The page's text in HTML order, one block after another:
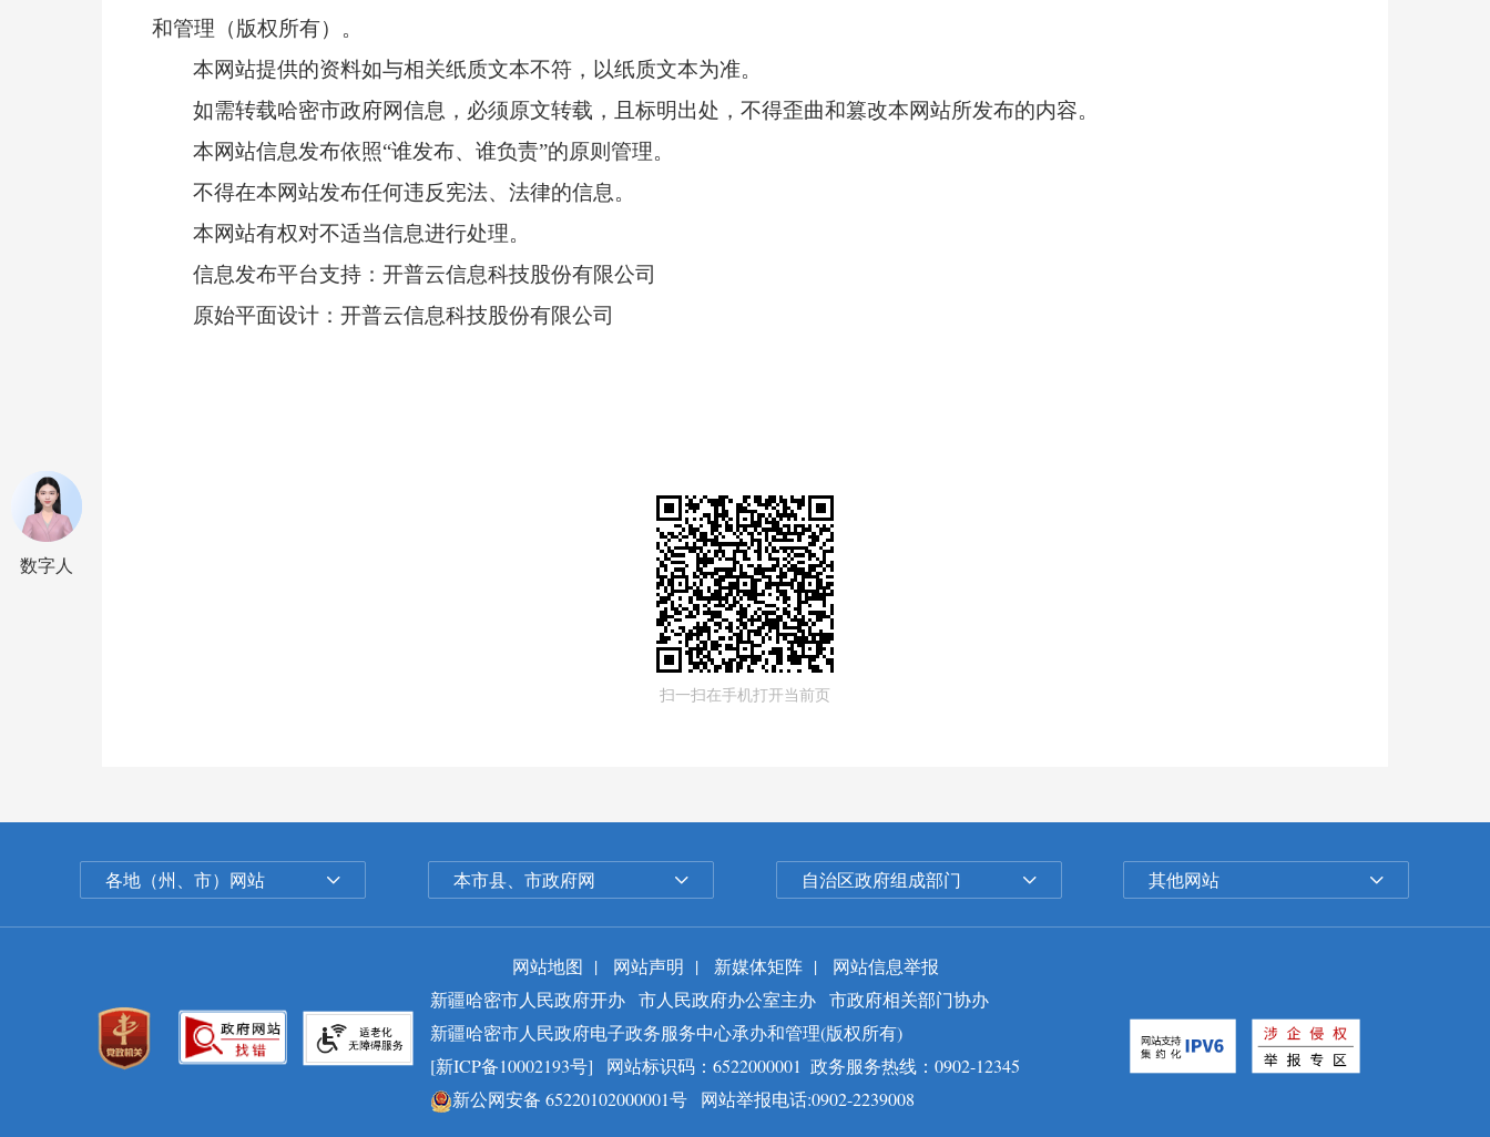
和管理（版权所有）。
本网站提供的资料如与相关纸质文本不符，以纸质文本为准。
如需转载哈密市政府网信息，必须原文转载，且标明出处，不得歪曲和篡改本网站所发布的内容。
本网站信息发布依照“谁发布、谁负责”的原则管理。
不得在本网站发布任何违反宪法、法律的信息。
本网站有权对不适当信息进行处理。
信息发布平台支持：开普云信息科技股份有限公司
原始平面设计：开普云信息科技股份有限公司
扫一扫在手机打开当前页
数字人
各地（州、市）网站 本市县、市政府网 自治区政府组成部门 其他网站
网站地图 | 网站声明 | 新媒体矩阵 |
网站信息举报
新疆哈密市人民政府开办 市人民政府办公室主办 市政府相关部门协办
新疆哈密市人民政府电子政务服务中心承办和管理(版权所有)
[新ICP备10002193号]
网站标识码：6522000001 政务服务热线：0902-12345
新公网安备 65220102000001号
网站举报电话:0902-2239008